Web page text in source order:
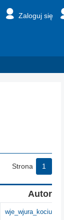
Zaloguj się
Strona 1
Autor
wje_wjura_kociu